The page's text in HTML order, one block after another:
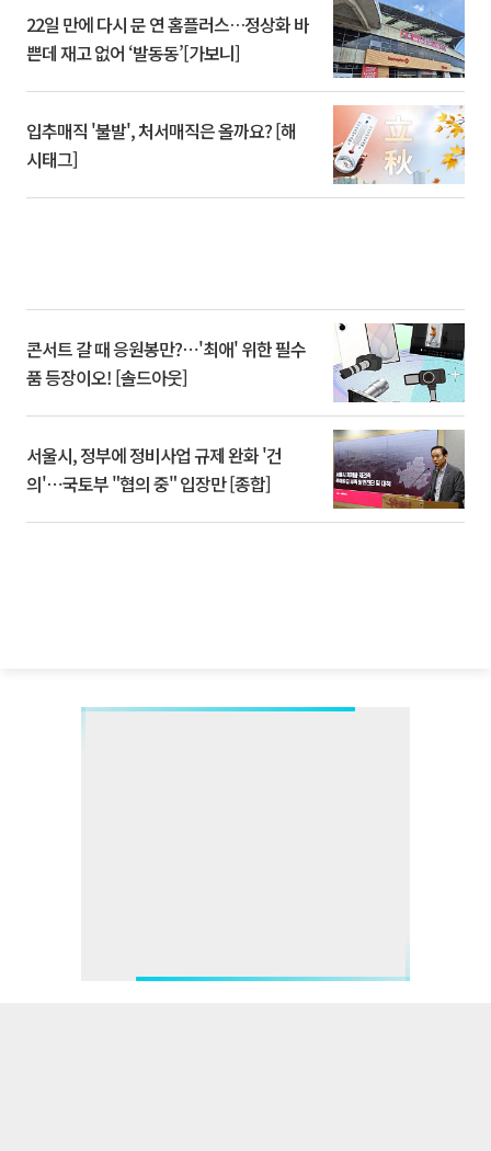
22일 만에 다시 문 연 홈플러스…정상화 바
쁜데 재고 없어 ‘발동동’[가보니]
입추매직 '불발', 처서매직은 올까요? [해
시태그]
콘서트 갈 때 응원봉만?⋯'최애' 위한 필수
품 등장이오! [솔드아웃]
서울시, 정부에 정비사업 규제 완화 '건
의'⋯국토부 "협의 중" 입장만 [종합]